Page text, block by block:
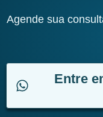
Agende sua
Entre